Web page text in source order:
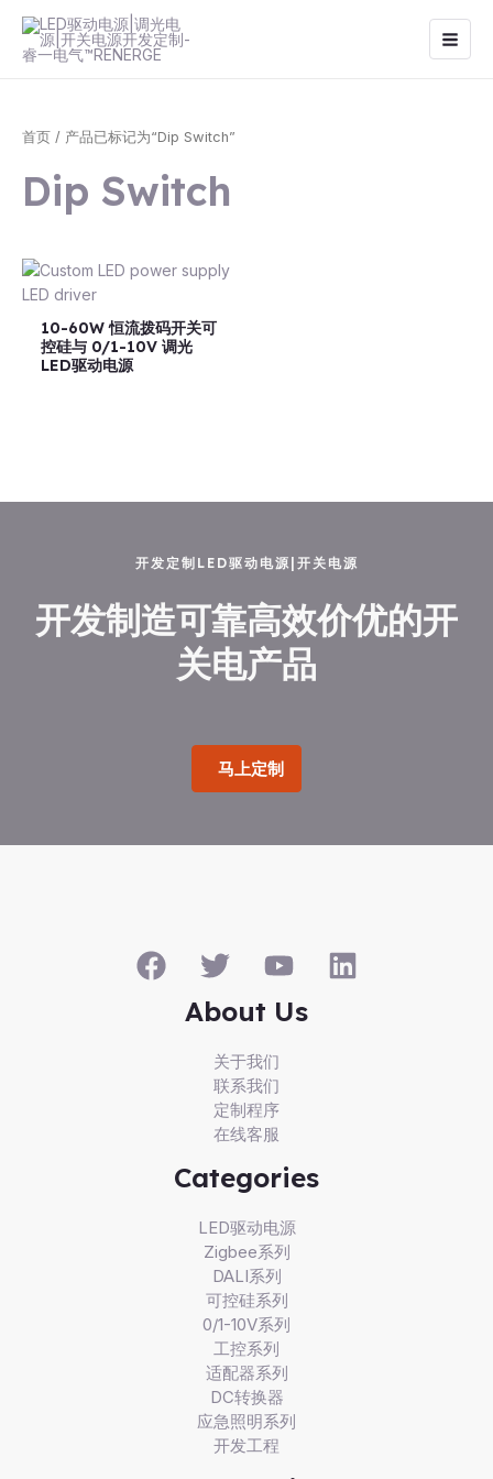
Main
首页 / 产品已标记为“Dip Switch”
Dip Switch
10-60W 恒流拨码开关可
控硅与 0/1-10V 调光
LED驱动电源
开发定制LED驱动电源|开关电源
开发制造可靠高效价优的开
关电产品
马上定制
About Us
关于我们
联系我们
定制程序
在线客服
Categories
LED驱动电源
Zigbee系列
DALI系列
可控硅系列
0/1-10V系列
工控系列
适配器系列
DC转换器
应急照明系列
开发工程